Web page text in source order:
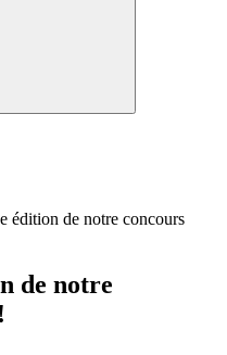
édition de notre concours
de notre